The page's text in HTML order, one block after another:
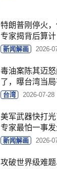
特朗普刚停火
专家揭背后算计
新闻解画 2026-
毒油案陈其迈
了，曝台湾当
台湾 2026-07-28
美军武器快打
专家最怕一事发
新闻解画 2026-
攻破世界级难